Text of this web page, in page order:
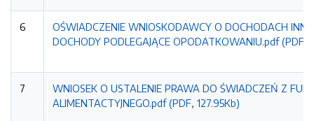
6
OŚWIADCZENIE WNIOSKODAWCY O DOCHODACH
DOCHODY PODLEGAJĄCE OPODATKOWANIU.pdf (PDF,
7
WNIOSEK O USTALENIE PRAWA DO ŚWIADCZEŃ Z
ALIMENTACTYJNEGO.pdf (PDF, 127.95Kb)